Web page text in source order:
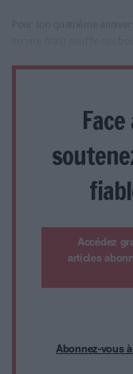
Accédez
articles
Abonnez-vous